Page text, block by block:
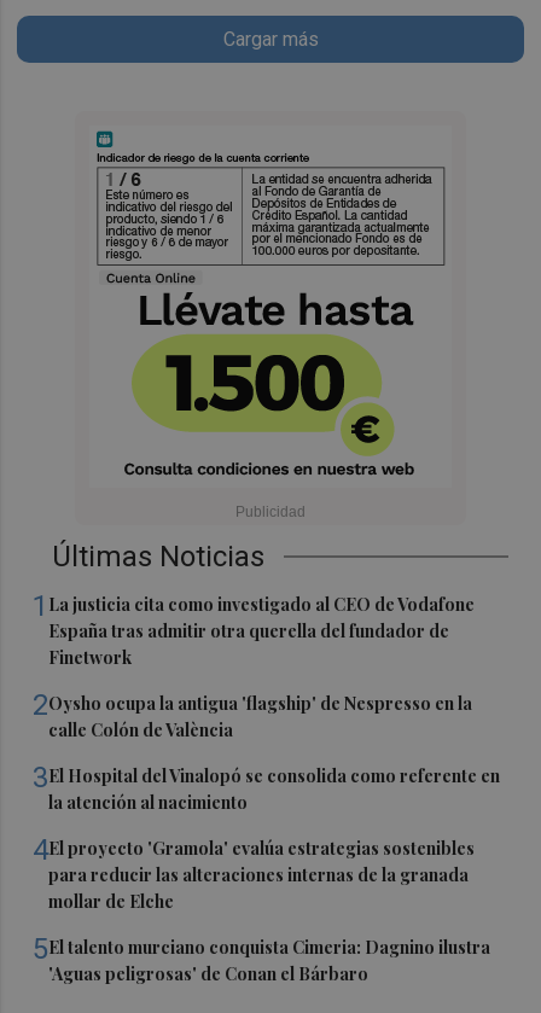
Cargar más
Últimas Noticias
1 La justicia cita como investigado al CEO de Vodafone
España tras admitir otra querella del fundador de
Finetwork
2Oysho ocupa la antigua 'flagship' de Nespresso en la
calle Colón de València
3El Hospital del Vinalopó se consolida como referente en
la atención al nacimiento
4El proyecto 'Gramola' evalúa estrategias sostenibles
para reducir las alteraciones internas de la granada
mollar de Elche
5El talento murciano conquista Cimeria: Dagnino ilustra
'Aguas peligrosas' de Conan el Bárbaro